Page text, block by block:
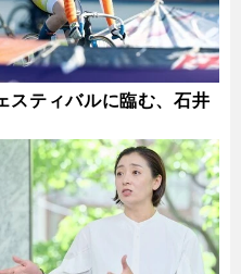
スティバルに臨む、石井